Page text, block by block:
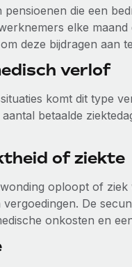
die een
elke
deze bijdragen aan
verlof
komt dit type
betaalde
of ziekte
oploopt of
De
onkosten en